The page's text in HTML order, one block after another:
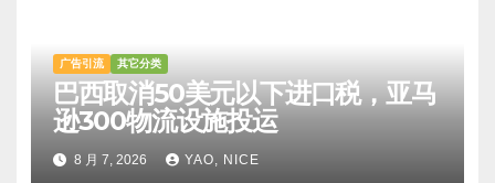
广告引流 其它分类
巴西取消50美元以下进口税，亚马
逊300物流设施投运
8 月 7, 2026 YAO, NICE